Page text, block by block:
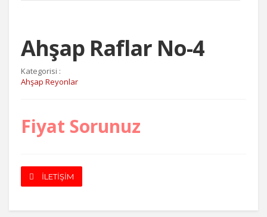
Ahşap Raflar No-4
Kategorisi :
Ahşap Reyonlar
Fiyat Sorunuz
İLETİŞİM